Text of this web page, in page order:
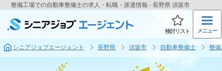
整備工場での自動車整備士の求人・転職・派遣情報 - 長野県 須坂市
検討リスト メニュー
シニアジョブエージェント 長野県 須坂市 自動車整備士 整